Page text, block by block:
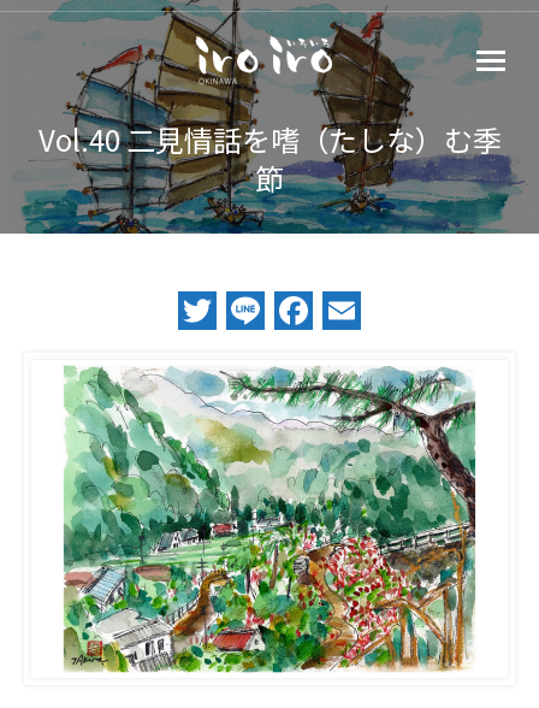
Vol.40 二見情話を嗜（たしな）む季
節
Twitter
LineFacebook